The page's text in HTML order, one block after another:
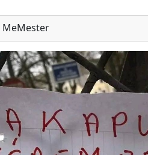
MeMester